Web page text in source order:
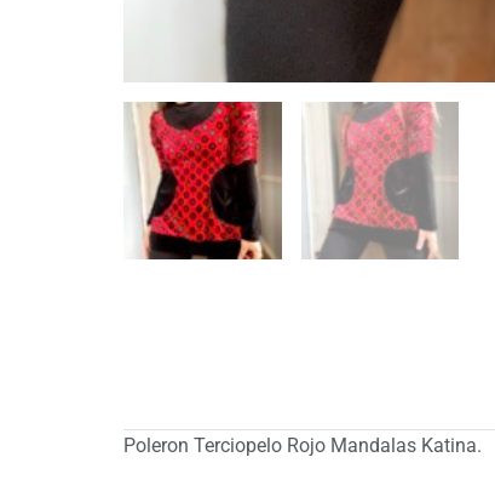
Poleron Terciopelo Rojo Mandalas Katina.